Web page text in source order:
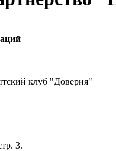
клуб "Доверия"
3.